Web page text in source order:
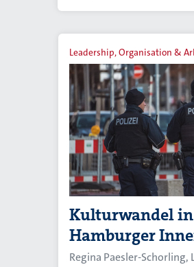
Leadership, Organisation &
Kulturwandel
Hamburger
Regina Paesler-